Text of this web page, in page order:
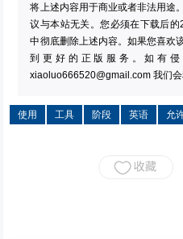
将上述内容用于商业或者非法用途
议与本站无关。您必须在下载后
中彻底删除上述内容。如果您喜欢
到更好的正版服务。如有
xiaoluo666520@gmail.com 我们
使用 工具 阶段 英语 允